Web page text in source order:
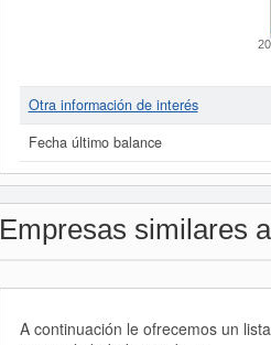
Otra información de interés
Fecha último balance
Empresas similares a
A continuación le ofrecemos un